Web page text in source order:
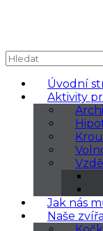
Úvodní
Aktivity
Jak nás
Naše